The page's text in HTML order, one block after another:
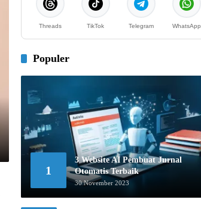
Threads TikTok Telegram WhatsApp
Populer
1
3 Website AI Pembuat Jurnal
Otomatis Terbaik
30 November 2023